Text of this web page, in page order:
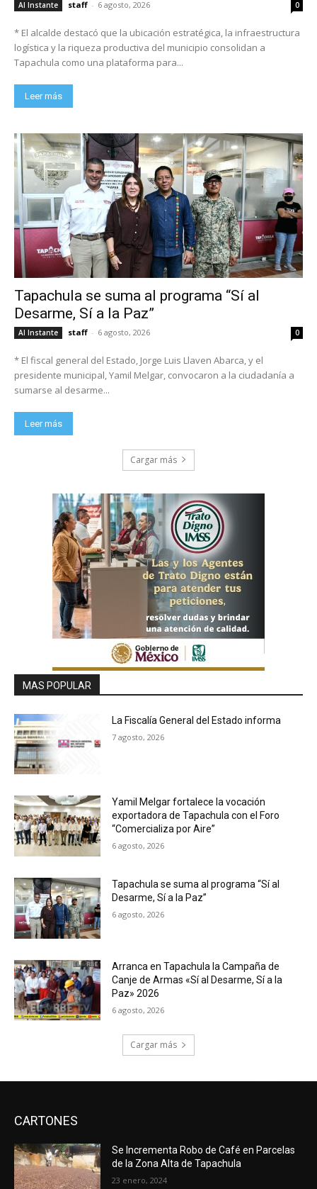
Al Instante staff - 6 agosto, 2026 0
* El alcalde destacó que la ubicación estratégica, la infraestructura
logística y la riqueza productiva del municipio consolidan a
Tapachula como una plataforma para...
Leer más
Tapachula se suma al programa “Sí al
Desarme, Sí a la Paz”
Al Instante staff - 6 agosto, 2026 0
* El fiscal general del Estado, Jorge Luis Llaven Abarca, y el
presidente municipal, Yamil Melgar, convocaron a la ciudadanía a
sumarse al desarme...
Leer más
Cargar más
MAS POPULAR
La Fiscalía General del Estado informa
7 agosto, 2026
Yamil Melgar fortalece la vocación
exportadora de Tapachula con el Foro
“Comercializa por Aire”
6 agosto, 2026
Tapachula se suma al programa “Sí al
Desarme, Sí a la Paz”
6 agosto, 2026
Arranca en Tapachula la Campaña de
Canje de Armas «Sí al Desarme, Sí a la
Paz» 2026
6 agosto, 2026
Cargar más
CARTONES
Se Incrementa Robo de Café en Parcelas
de la Zona Alta de Tapachula
23 enero, 2024